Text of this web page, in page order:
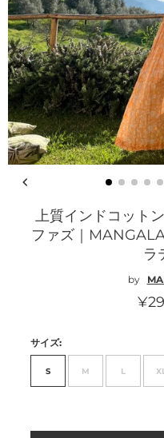
上質インドコッ
ファズ｜
ラ
by
サイズ:
S M L XL